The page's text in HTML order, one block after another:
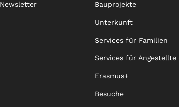
Newsletter Bauprojekte
Unterkunft
Services für Familien
Services für Angestellte
Erasmus+
Besuche